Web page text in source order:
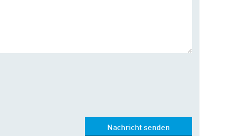
Nachricht senden